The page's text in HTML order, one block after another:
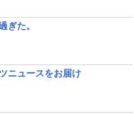
ぎた。
ニュースをお届け